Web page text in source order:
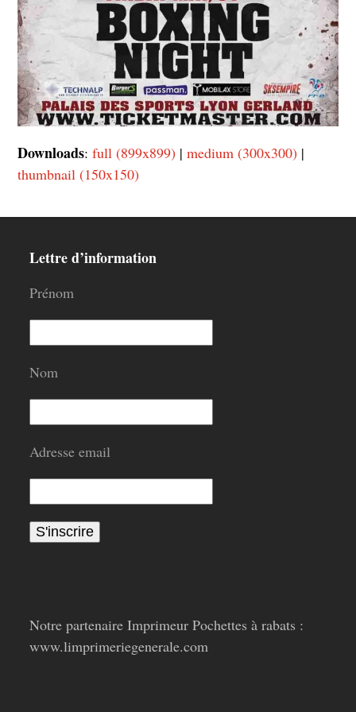
Downloads:full (899x899) |medium (300x300) |
thumbnail (150x150)
Lettre d’information
Prénom
Nom
Adresse email
Notre partenaire Imprimeur Pochettes à rabats :
www.limprimeriegenerale.com